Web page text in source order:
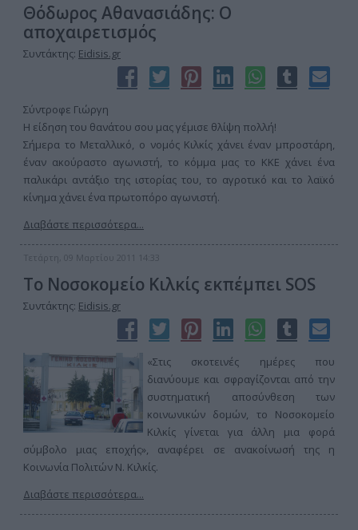
Θόδωρος Αθανασιάδης: Ο
αποχαιρετισμός
Συντάκτης: Eidisis.gr
Σύντροφε Γιώργη
Η είδηση του θανάτου σου μας γέμισε θλίψη πολλή!
Σήμερα το Μεταλλικό, ο νομός Κιλκίς χάνει έναν μπροστάρη,
έναν ακούραστο αγωνιστή, το κόμμα μας το ΚΚΕ χάνει ένα
παλικάρι αντάξιο της ιστορίας του, το αγροτικό και το λαϊκό
κίνημα χάνει ένα πρωτοπόρο αγωνιστή.
Διαβάστε περισσότερα...
Τετάρτη, 09 Μαρτίου 2011 14:33
To Νοσοκομείο Κιλκίς εκπέμπει SOS
Συντάκτης: Eidisis.gr
«Στις σκοτεινές ημέρες που
διανύουμε και σφραγίζονται από την
συστηματική αποσύνθεση των
κοινωνικών δομών, το Νοσοκομείο
Κιλκίς γίνεται για άλλη μια φορά
σύμβολο μιας εποχής», αναφέρει σε ανακοίνωσή της η
Κοινωνία Πολιτών Ν. Κιλκίς.
Διαβάστε περισσότερα...